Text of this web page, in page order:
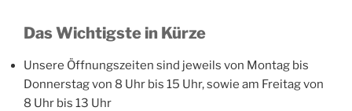
Das Wichtigste in Kürze
Unsere Öffnungszeiten sind jeweils von Montag bis
Donnerstag von 8 Uhr bis 15 Uhr, sowie am Freitag von
8 Uhr bis 13 Uhr